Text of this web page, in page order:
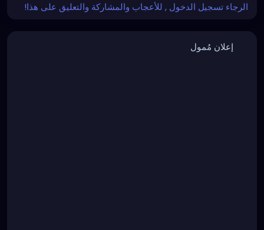
الرجاء تسجيل الدخول , للأعجاب والمشاركة والتعليق على هذا!
إعلان مُمول